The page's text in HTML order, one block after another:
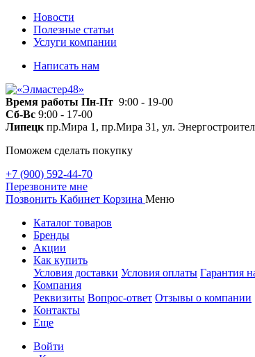
Новости
Полезные статьи
Услуги компании
Написать нам
Время работы Пн-Пт 9:00 - 19-00
Сб-Вс 9:00 - 17-00
Липецк пр.Мира 1, пр.Мира 31, ул.
Поможем сделать покупку
+7 (900) 592-44-70
Перезвоните мне
Позвонить Кабинет Корзина Меню
Каталог товаров
Бренды
Акции
Как купить
Условия доставки Условия оплаты Гарантия
Компания
Реквизиты Вопрос-ответ Отзывы о компании
Контакты
Еще
Войти